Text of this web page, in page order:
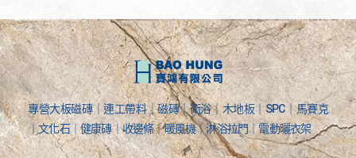
專營大板磁磚｜連工帶料｜磁磚｜衛浴｜木地板｜SPC｜馬賽克
｜文化石｜健康磚｜收邊條｜暖風機｜淋浴拉門｜電動曬衣架